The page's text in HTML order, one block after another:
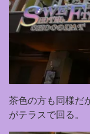
茶色の方も同様だ
がテラスで回る。